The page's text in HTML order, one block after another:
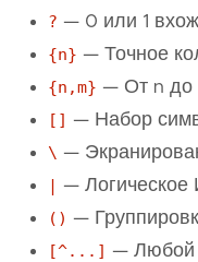
? — 0 или 1
{n} — Точное
{n,m} — От n до
[] — Набор
\ —
| — Логическое
() —
[^...] — Любой